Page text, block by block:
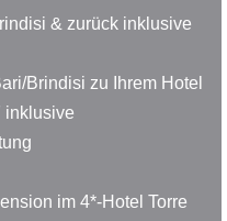
& zurück inklusive
Brindisi zu Ihrem Hotel
inklusive
im 4*-Hotel Torre